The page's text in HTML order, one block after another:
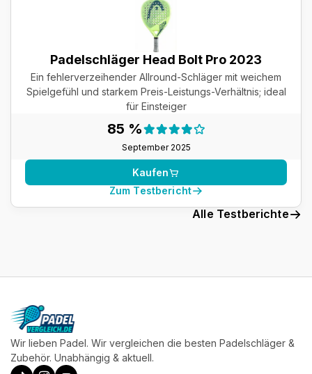
Padelschläger Head Bolt Pro 2023
Ein fehlerverzeihender Allround-Schläger mit weichem
Spielgefühl und starkem Preis-Leistungs-Verhältnis; ideal
für Einsteiger
85 %
September 2025
Testergebnis:
85 %
Kaufen
Zum Testbericht
Alle Testberichte
Wir lieben Padel. Wir vergleichen die besten Padelschläger &
Zubehör. Unabhängig & aktuell.